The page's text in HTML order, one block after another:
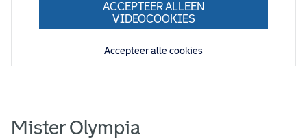
m
i
ACCEPTEER ALLEEN
VIDEOCOOKIES
Accepteer alle cookies
Mister Olympia